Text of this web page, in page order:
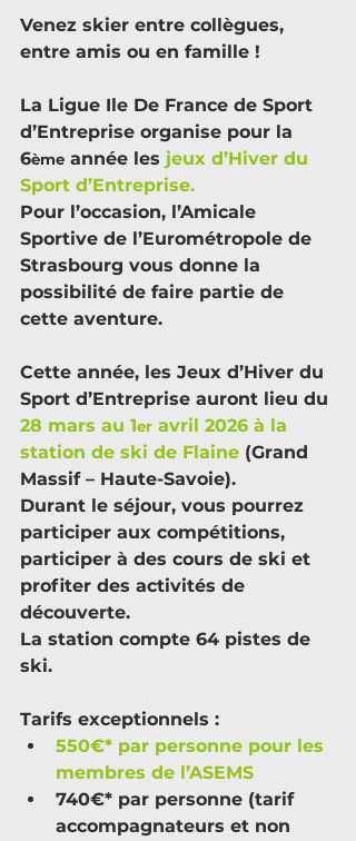
Venez skier entre collègues,
entre amis ou en famille !
La Ligue Ile De France de Sport
d’Entreprise organise pour la
6ème année les jeux d’Hiver du
Sport d’Entreprise.
Pour l’occasion, l’Amicale
Sportive de l’Eurométropole de
Strasbourg vous donne la
possibilité de faire partie de
cette aventure.
Cette année, les Jeux d’Hiver du
Sport d’Entreprise auront lieu du
28 mars au 1er avril 2026 à la
station de ski de Flaine (Grand
Massif – Haute-Savoie).
Durant le séjour, vous pourrez
participer aux compétitions,
participer à des cours de ski et
profiter des activités de
découverte.
La station compte 64 pistes de
ski.
Tarifs exceptionnels :
550€* par personne pour les
membres de l’ASEMS
740€* par personne (tarif
accompagnateurs et non